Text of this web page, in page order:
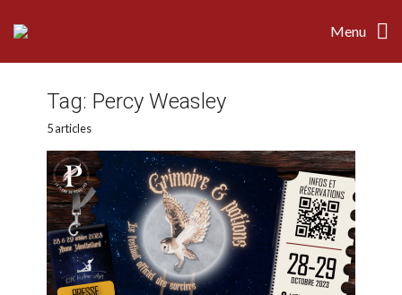
Menu
Tag: Percy Weasley
5 articles